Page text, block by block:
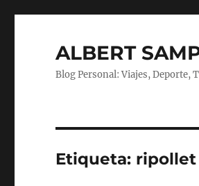
ALBERT
Blog Personal: Viajes, Deporte,
Etiqueta: ripollet